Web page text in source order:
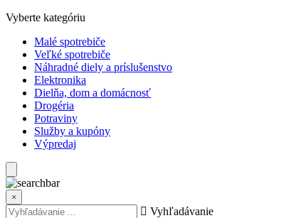
Vyberte kategóriu
Malé spotrebiče
Veľké spotrebiče
Náhradné diely a príslušenstvo
Elektronika
Dielňa, dom a domácnosť
Drogéria
Potraviny
Služby a kupóny
Výpredaj
×
Vyhľadávanie